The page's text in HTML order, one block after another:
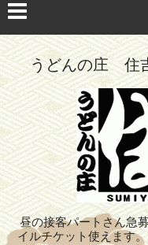
うどんの庄 住
昼の接客パートさん
イルチケット使えます